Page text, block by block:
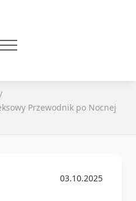
Przewodnik po Nocnej
03.10.2025